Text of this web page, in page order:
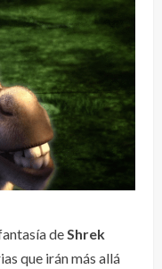
deShrek
que irán más allá